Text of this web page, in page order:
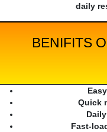
daily
BENIFITS
Quick
Fast-